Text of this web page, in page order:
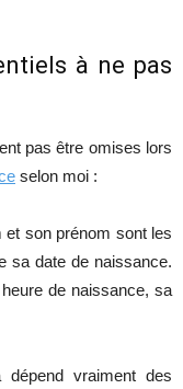
à ne pas
pas être omises lors
selon moi :
son prénom sont les
sa date de naissance.
de naissance, sa
vraiment des